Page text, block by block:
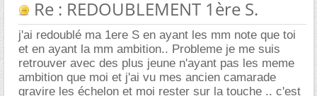
Re : REDOUBLEMENT 1ère S.
j'ai redoublé ma 1ere S en ayant les mm note que toi
et en ayant la mm ambition.. Probleme je me suis
retrouver avec des plus jeune n'ayant pas les meme
ambition que moi et j'ai vu mes ancien camarade
gravire les échelon et moi rester sur la touche .. c'est